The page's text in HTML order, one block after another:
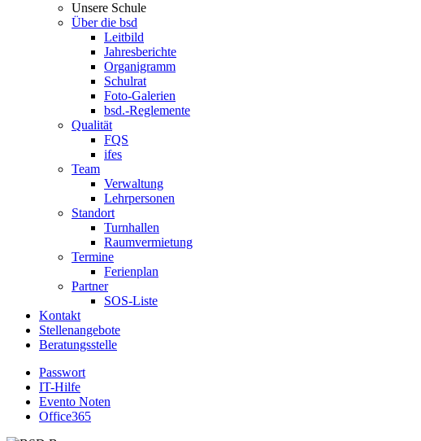
Unsere Schule
Über die bsd
Leitbild
Jahresberichte
Organigramm
Schulrat
Foto-Galerien
bsd.-Reglemente
Qualität
FQS
ifes
Team
Verwaltung
Lehrpersonen
Standort
Turnhallen
Raumvermietung
Termine
Ferienplan
Partner
SOS-Liste
Kontakt
Stellenangebote
Beratungsstelle
Passwort
IT-Hilfe
Evento Noten
Office365